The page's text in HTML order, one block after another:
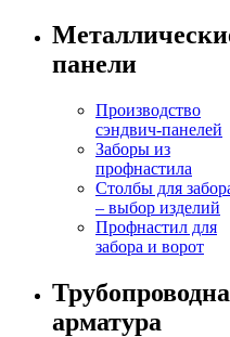
панели
Производство
сэндвич-панелей
Заборы из
профнастила
Столбы для
– выбор изделий
Профнастил для
забора и ворот
арматура